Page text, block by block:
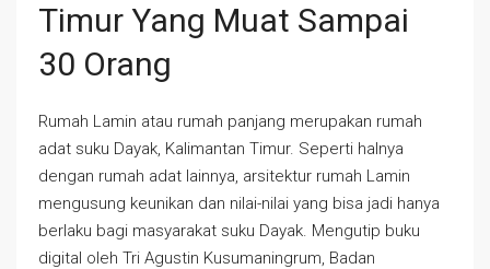
Timur Yang Muat Sampai
30 Orang
Rumah Lamin atau rumah panjang merupakan rumah
adat suku Dayak, Kalimantan Timur. Seperti halnya
dengan rumah adat lainnya, arsitektur rumah Lamin
mengusung keunikan dan nilai-nilai yang bisa jadi hanya
berlaku bagi masyarakat suku Dayak. Mengutip buku
digital oleh Tri Agustin Kusumaningrum, Badan